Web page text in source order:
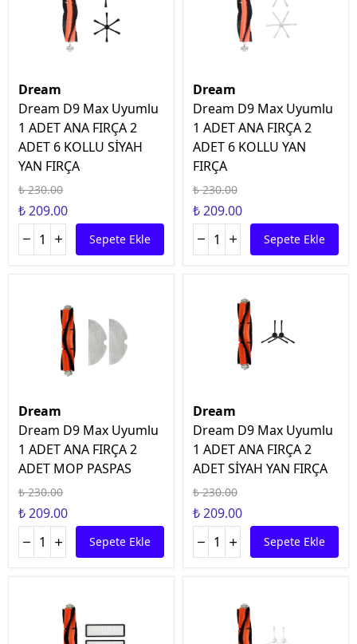
Dream
Dream D9 Max Uyumlu
1 ADET ANA FIRÇA 2
ADET 6 KOLLU SİYAH
YAN FIRÇA
₺ 230.00
₺ 209.00
Sepete Ekle
Dream
Dream D9 Max Uyumlu
1 ADET ANA FIRÇA 2
ADET 6 KOLLU YAN
FIRÇA
₺ 230.00
₺ 209.00
Sepete Ekle
Dream
Dream D9 Max Uyumlu
1 ADET ANA FIRÇA 2
ADET MOP PASPAS
₺ 230.00
₺ 209.00
Sepete Ekle
Dream
Dream D9 Max Uyumlu
1 ADET ANA FIRÇA 2
ADET SİYAH YAN FIRÇA
₺ 230.00
₺ 209.00
Sepete Ekle